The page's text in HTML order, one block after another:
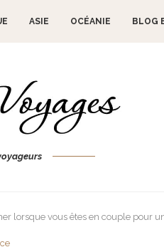
ASIE OCÉANIE BLOG
lorsque vous êtes en couple pour